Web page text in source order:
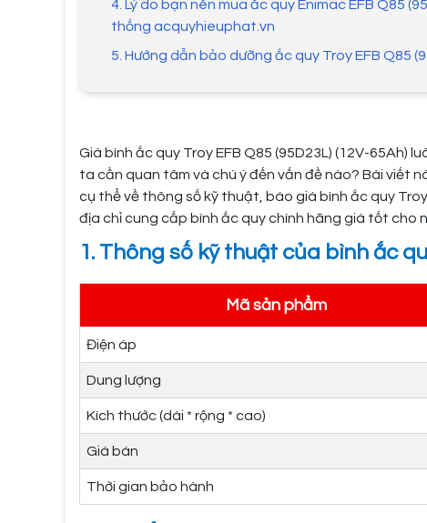
4. Lý do bạn nên mua ắc quy Enimac EFB Q85
thống acquyhieuphat.vn
5. Hướng dẫn bảo dưỡng ắc quy Troy EFB Q85
Giá bình ắc quy Troy EFB Q85 (95D23L) (12V-65Ah)
ta cần quan tâm và chú ý đến vấn đề nào? Bài viết
cụ thể về thông số kỹ thuật, báo giá bình ắc quy
địa chỉ cung cấp bình ắc quy chính hãng giá tốt cho
1. Thông số kỹ thuật của bình ắc
Mã sản phẩm
Điện áp
Dung lượng
Kích thước (dài * rộng * cao)
Giá bán
Thời gian bảo hành